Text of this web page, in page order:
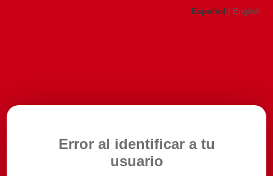
Español | English
Error al identificar a tu
usuario